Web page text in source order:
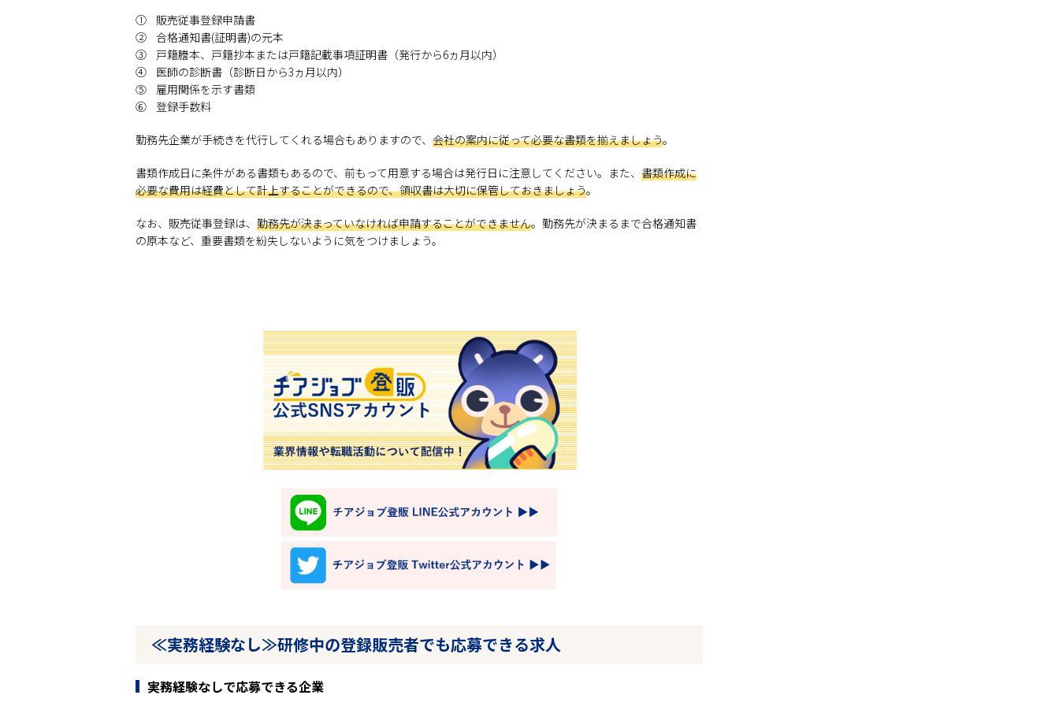
① 販売従事登録申請書
② 合格通知書(証明書)の元本
③ 戸籍謄本、戸籍抄本または戸籍記載事項証明書（発行から6ヵ月以内）
④ 医師の診断書（診断日から3ヵ月以内）
⑤ 雇用関係を示す書類
⑥ 登録手数料
勤務先企業が手続きを代行してくれる場合もありますので、 会社の案内に従って必要な書類を揃えましょう。
書類作成日に条件がある書類もあるので、前もって用意する場合は発行日に注意してください。また、 書類作成に
必要な費用は経費として計上することができるので、領収書は大切に保管しておきましょう。
なお、販売従事登録は、 勤務先が決まっていなければ申請することができません。勤務先が決まるまで合格通知書
の原本など、重要書類を紛失しないように気をつけましょう。
≪実務経験なし≫研修中の登録販売者でも応募できる求人
実務経験なしで応募できる企業